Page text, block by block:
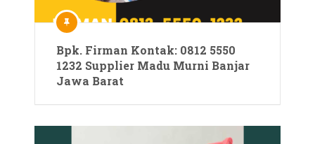
Bpk. Firman Kontak: 0812 5550
1232 Supplier Madu Murni Banjar
Jawa Barat